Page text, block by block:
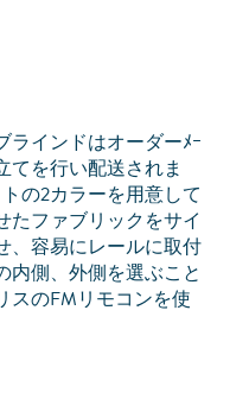
ラインドはオーダーﾒｰ
てを行い配送されま
の2カラーを用意して
たファブリックをサイ
、容易にレールに取付
内側、外側を選ぶこと
スのFMリモコンを使